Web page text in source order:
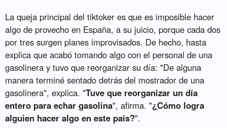
La queja principal del tiktoker es que es imposible hacer
algo de provecho en España, a su juicio, porque cada dos
por tres surgen planes improvisados. De hecho, hasta
explica que acabó tomando algo con el personal de una
gasolinera y tuvo que reorganizar su día: "De alguna
manera terminé sentado detrás del mostrador de una
gasolinera", explica. "Tuve que reorganizar un día
entero para echar gasolina", afirma. "¿Cómo logra
alguien hacer algo en este país?".